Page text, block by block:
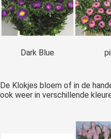
Dark Blue
De Klokjes bloem of in de
ook weer in verschillende